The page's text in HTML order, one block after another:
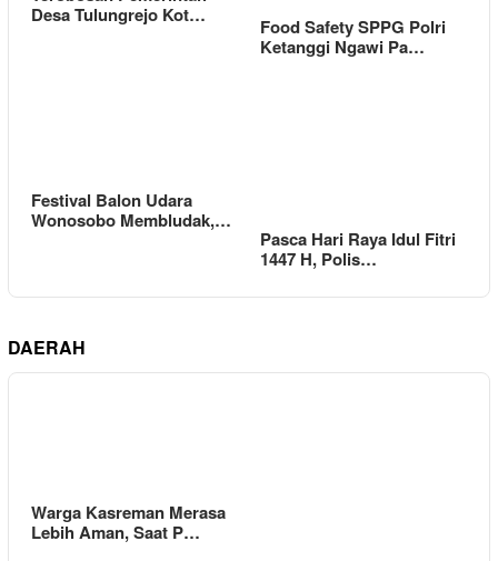
Desa Tulungrejo Kot…
Food Safety SPPG Polri
Ketanggi Ngawi Pa…
Festival Balon Udara
Wonosobo Membludak,…
Pasca Hari Raya Idul Fitri
1447 H, Polis…
DAERAH
Warga Kasreman Merasa
Lebih Aman, Saat P…